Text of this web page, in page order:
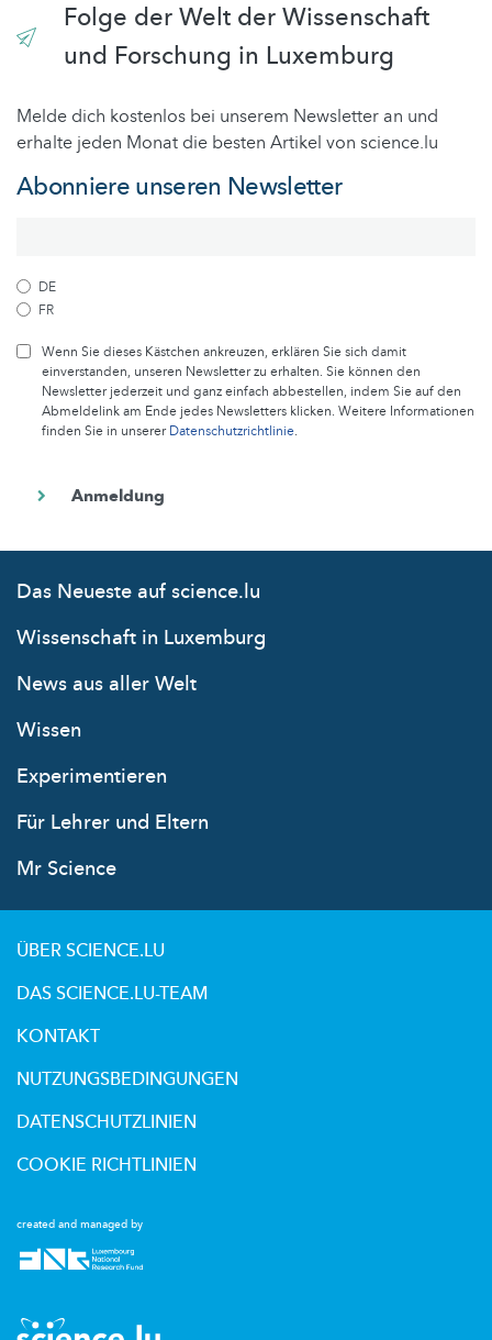
Folge der Welt der Wissenschaft
und Forschung in Luxemburg
Melde dich kostenlos bei unserem Newsletter an und
erhalte jeden Monat die besten Artikel von science.lu
Abonniere unseren Newsletter
DE
FR
Wenn Sie dieses Kästchen ankreuzen, erklären Sie sich damit
einverstanden, unseren Newsletter zu erhalten. Sie können den
Newsletter jederzeit und ganz einfach abbestellen, indem Sie auf den
Abmeldelink am Ende jedes Newsletters klicken. Weitere Informationen
finden Sie in unsererDatenschutzrichtlinie.
Das Neueste auf science.lu
Wissenschaft in Luxemburg
News aus aller Welt
Wissen
Experimentieren
Für Lehrer und Eltern
Mr Science
created and managed by
ÜBER SCIENCE.LU
DAS SCIENCE.LU-TEAM
KONTAKT
NUTZUNGSBEDINGUNGEN
DATENSCHUTZLINIEN
COOKIE RICHTLINIEN